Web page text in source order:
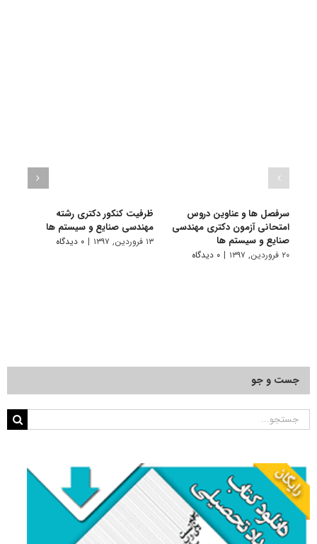
سرفصل ها و عناوین دروس
امتحانی آزمون دکتری مهندسی
صنایع و سیستم ها
۲۰ فروردین, ۱۳۹۷ | ۰ دیدگاه
ظرفیت کنکور دکتری رشته
مهندسی صنایع و سیستم ها
۱۳ فروردین, ۱۳۹۷ | ۰ دیدگاه
جست و جو
جستجو